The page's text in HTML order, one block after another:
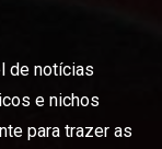
de notícias
e nichos
para trazer as